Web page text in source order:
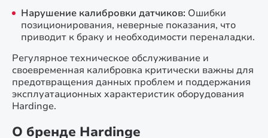
Нарушение калибровки датчиков: Ошибки
позиционирования, неверные показания, что
приводит к браку и необходимости переналадки.
Регулярное техническое обслуживание и
своевременная калибровка критически важны для
предотвращения данных проблем и поддержания
эксплуатационных характеристик оборудования
Hardinge.
О бренде Hardinge